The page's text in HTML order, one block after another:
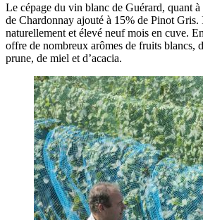
Le cépage du vin blanc de Guérard, quant
de Chardonnay ajouté à 15% de Pinot Gris.
naturellement et élevé neuf mois en cuve.
offre de nombreux arômes de fruits blancs,
prune, de miel et d’acacia.